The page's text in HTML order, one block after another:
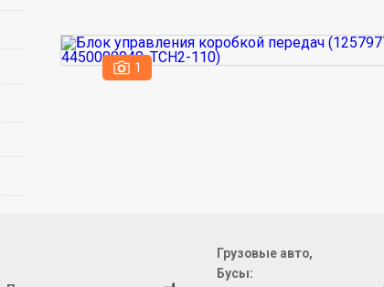
1
Грузовые авто,
Бусы: